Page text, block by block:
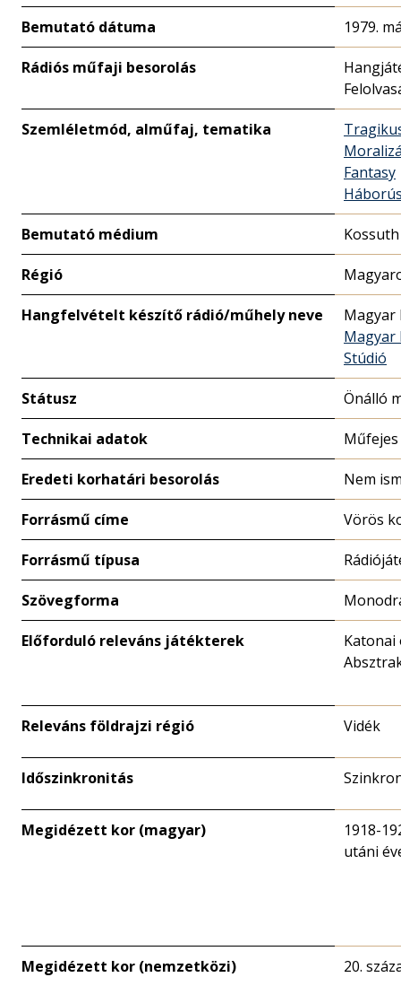
Bemutató dátuma 1979.
Rádiós műfaji besorolás
Szemléletmód, alműfaj, tematika
Fantasy
Bemutató médium Kossuth
Régió
Hangfelvételt készítő rádió/műhely neve
Magyar
Magyar
Stúdió
Státusz Önálló
Technikai adatok Műfejes
Eredeti korhatári besorolás Nem
Forrásmű címe Vörös
Forrásmű típusa
Szövegforma
Előforduló releváns játékterek
Katonai
Releváns földrajzi régió Vidék
Időszinkronitás
Megidézett kor (magyar)
1918-
utáni
Megidézett kor (nemzetközi) 20.